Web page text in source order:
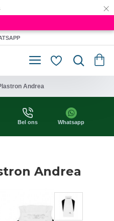
×
Andrea
Bel ons Whatsapp
Andrea